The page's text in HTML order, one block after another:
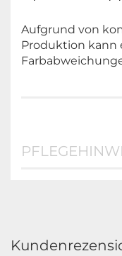
Aufgrund von
Produktion kann